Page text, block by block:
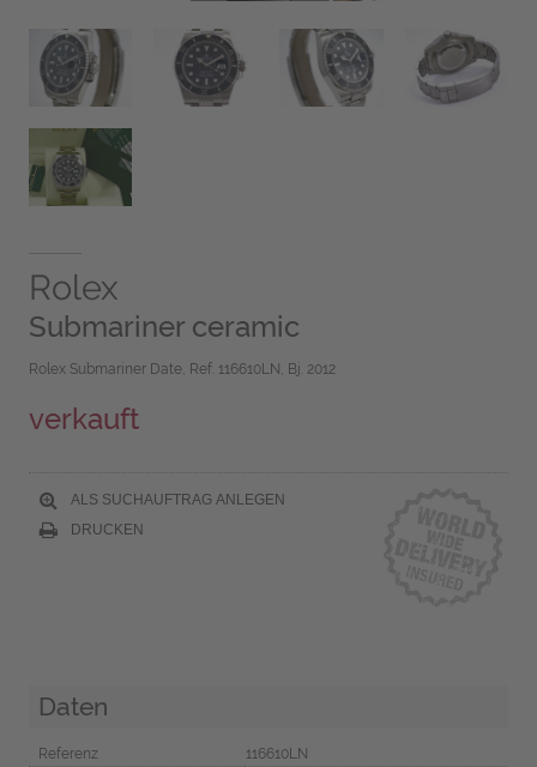
Rolex
Submariner ceramic
Rolex Submariner Date, Ref. 116610LN, Bj. 2012
verkauft
ALS SUCHAUFTRAG ANLEGEN
DRUCKEN
Daten
Referenz
116610LN